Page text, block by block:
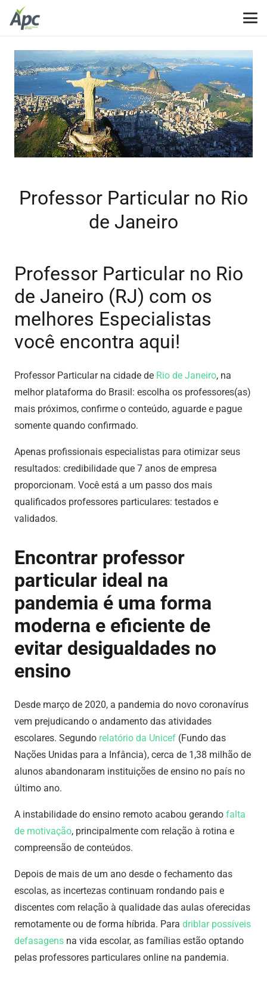
Professor Particular no Rio
de Janeiro
Professor Particular no Rio
de Janeiro (RJ) com os
melhores Especialistas
você encontra aqui!
Professor Particular na cidade de Rio de Janeiro, na
melhor plataforma do Brasil: escolha os professores(as)
mais próximos, confirme o conteúdo, aguarde e pague
somente quando confirmado.
Apenas profissionais especialistas para otimizar seus
resultados: credibilidade que 7 anos de empresa
proporcionam. Você está a um passo dos mais
qualificados professores particulares: testados e
validados.
Encontrar professor
particular ideal na
pandemia é uma forma
moderna e eficiente de
evitar desigualdades no
ensino
Desde março de 2020, a pandemia do novo coronavírus
vem prejudicando o andamento das atividades
escolares. Segundo relatório da Unicef (Fundo das
Nações Unidas para a Infância), cerca de 1,38 milhão de
alunos abandonaram instituições de ensino no país no
último ano.
A instabilidade do ensino remoto acabou gerando falta
de motivação, principalmente com relação à rotina e
compreensão de conteúdos.
Depois de mais de um ano desde o fechamento das
escolas, as incertezas continuam rondando pais e
discentes com relação à qualidade das aulas oferecidas
remotamente ou de forma híbrida. Para driblar possíveis
defasagens na vida escolar, as famílias estão optando
pelas professores particulares online na pandemia.